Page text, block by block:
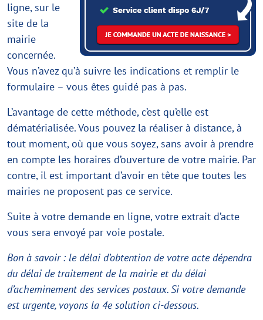
ligne, sur le
site de la
mairie
concernée.
Vous n’avez qu’à suivre les indications et remplir le
formulaire – vous êtes guidé pas à pas.
L’avantage de cette méthode, c’est qu’elle est
dématérialisée. Vous pouvez la réaliser à distance, à
tout moment, où que vous soyez, sans avoir à prendre
en compte les horaires d’ouverture de votre mairie. Par
contre, il est important d’avoir en tête que toutes les
mairies ne proposent pas ce service.
Suite à votre demande en ligne, votre extrait d’acte
vous sera envoyé par voie postale.
Bon à savoir : le délai d’obtention de votre acte dépendra
du délai de traitement de la mairie et du délai
d’acheminement des services postaux. Si votre demande
est urgente, voyons la 4e solution ci-dessous.